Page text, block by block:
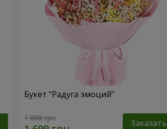
Букет "Радуга эмоций"
1 888 грн Заказать